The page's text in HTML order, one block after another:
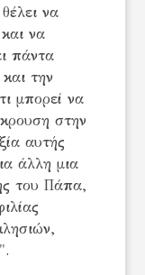
να
να
πάντα
την
μπορεί να
στην
αυτής
άλλη μια
του Πάπα,